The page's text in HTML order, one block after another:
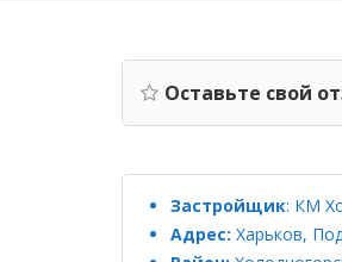
Оставьте свой
Застройщик: КМ
Адрес: Харьков,